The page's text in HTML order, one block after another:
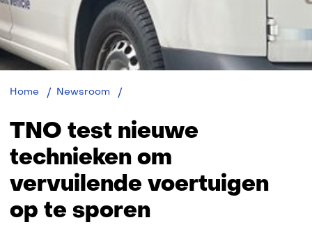
Home Newsroom
nieuwe
technieken
vervuilende
voertuigen
op
te
TNO test nieuwe
technieken om
vervuilende voertuigen
op te sporen